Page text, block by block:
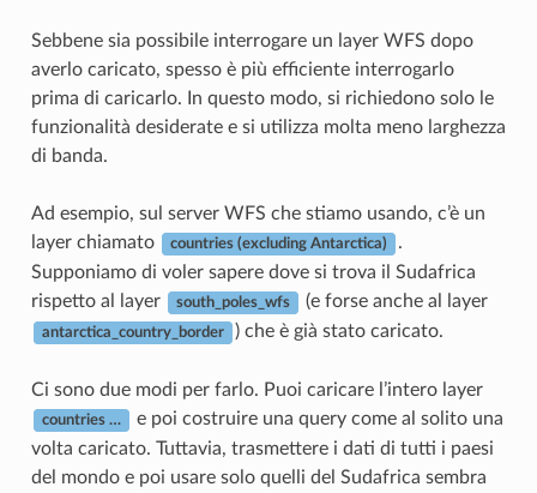
Sebbene sia possibile interrogare un layer WFS dopo
averlo caricato, spesso è più efficiente interrogarlo
prima di caricarlo. In questo modo, si richiedono solo le
funzionalità desiderate e si utilizza molta meno larghezza
di banda.
Ad esempio, sul server WFS che stiamo usando, c’è un
layer chiamato
countries (excluding Antarctica)
.
Supponiamo di voler sapere dove si trova il Sudafrica
rispetto al layer
south_poles_wfs (e forse anche al layer
antarctica_country_border ) che è già stato caricato.
Ci sono due modi per farlo. Puoi caricare l’intero layer
countries …
e poi costruire una query come al solito una
volta caricato. Tuttavia, trasmettere i dati di tutti i paesi
del mondo e poi usare solo quelli del Sudafrica sembra